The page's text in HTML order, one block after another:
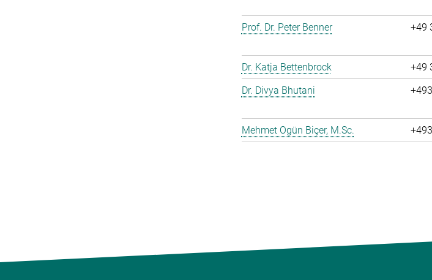
Prof. Dr. Peter Benner
+49
Dr. Katja Bettenbrock
+49
Dr. Divya Bhutani
Mehmet Ogün Biçer, M.Sc.